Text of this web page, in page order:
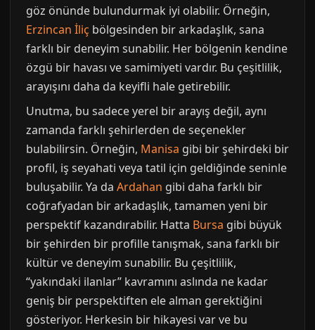
göz önünde bulundurmak iyi olabilir. Örneğin,
Erzincan İliç bölgesinden bir arkadaşlık, sana
farklı bir deneyim sunabilir. Her bölgenin kendine
özgü bir havası ve samimiyeti vardır. Bu çeşitlilik,
arayışını daha da keyifli hale getirebilir.
Unutma, bu sadece yerel bir arayış değil, aynı
zamanda farklı şehirlerden de seçenekler
bulabilirsin. Örneğin, Manisa gibi bir şehirdeki bir
profil, iş seyahati veya tatil için geldiğinde seninle
buluşabilir. Ya da Ardahan gibi daha farklı bir
coğrafyadan bir arkadaşlık, tamamen yeni bir
perspektif kazandırabilir. Hatta Bursa gibi büyük
bir şehirden bir profille tanışmak, sana farklı bir
kültür ve deneyim sunabilir. Bu çeşitlilik,
“yakındaki ilanlar” kavramını aslında ne kadar
geniş bir perspektiften ele alman gerektiğini
gösteriyor. Herkesin bir hikayesi var ve bu